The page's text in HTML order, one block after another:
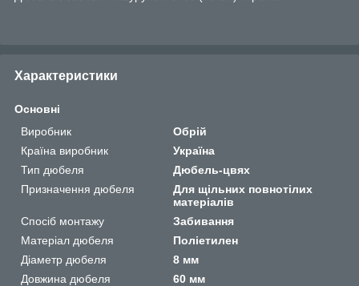
Характеристики
Основні
Виробник
Обрій
Країна виробник
Україна
Тип дюбеля
Дюбель-цвях
Призначення дюбеля
Для щільних повнотілих
матеріалів
Спосіб монтажу
Забивання
Матеріал дюбеля
Поліетилен
Діаметр дюбеля
8 мм
Довжина дюбеля
60 мм